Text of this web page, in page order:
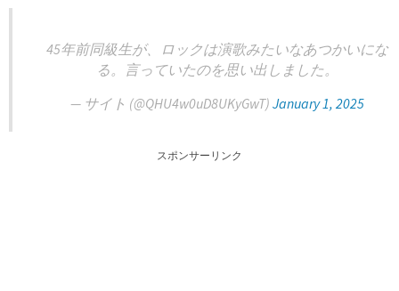
45年前同級生が、ロックは演歌みたいなあつかいにな
る。言っていたのを思い出しました。
— サイト (@QHU4w0uD8UKyGwT) January 1, 2025
スポンサーリンク